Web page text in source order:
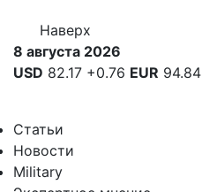
Наверх
8 августа 2026
USD 82.17 +0.76 EUR 94.84
Статьи
Новости
Military